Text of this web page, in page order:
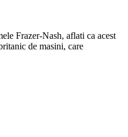
Frazer-Nash, aflati ca acest
de masini, care